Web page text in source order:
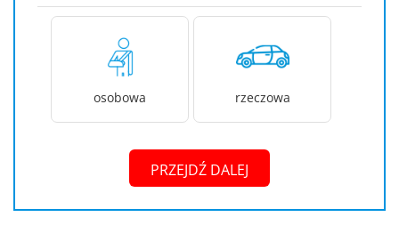
osobowa rzeczowa
PRZEJDŹ DALEJ